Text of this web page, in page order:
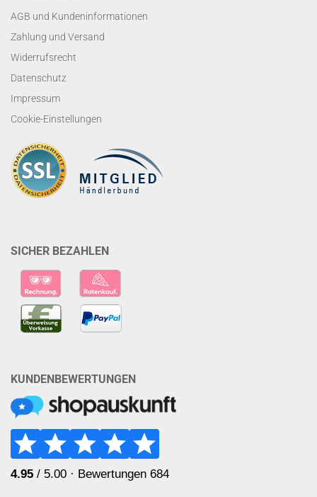
AGB und Kundeninformationen
Zahlung und Versand
Widerrufsrecht
Datenschutz
Impressum
Cookie-Einstellungen
SICHER BEZAHLEN
KUNDENBEWERTUNGEN